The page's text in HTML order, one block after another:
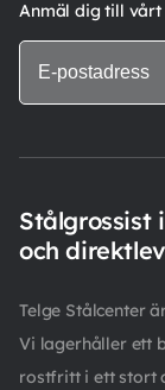
Anmäl dig till vårt
Stålgrossist
och
Telge Stålcenter
Vi lagerhåller ett
rostfritt i ett stort